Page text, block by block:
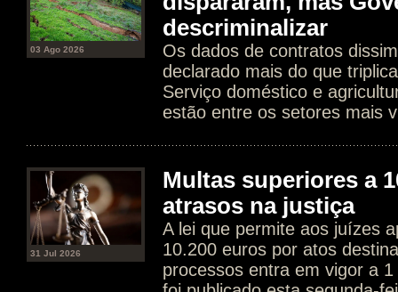
03 Ago 2026
descriminalizar
Os dados de contratos
declarado mais do que
Serviço doméstico e
estão entre os setores mais
31 Jul 2026
Multas superiores a
atrasos na justiça
A lei que permite aos juízes
10.200 euros por atos
processos entra em vigor a